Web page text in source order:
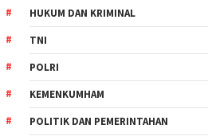
HUKUM DAN KRIMINAL
TNI
POLRI
KEMENKUMHAM
POLITIK DAN PEMERINTAHAN